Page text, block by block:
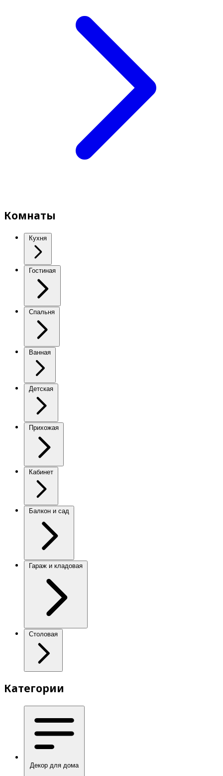
Комнаты
Кухня
Гостиная
Спальня
Ванная
Детская
Прихожая
Кабинет
Балкон и сад
Гараж и кладовая
Столовая
Категории
Декор для дома